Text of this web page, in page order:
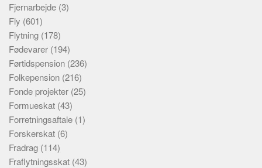
Fjernarbejde (3)
Fly (601)
Flytning (178)
Fødevarer (194)
Førtidspension (236)
Folkepension (216)
Fonde projekter (25)
Formueskat (43)
Forretningsaftale (1)
Forskerskat (6)
Fradrag (114)
Fraflytningsskat (43)